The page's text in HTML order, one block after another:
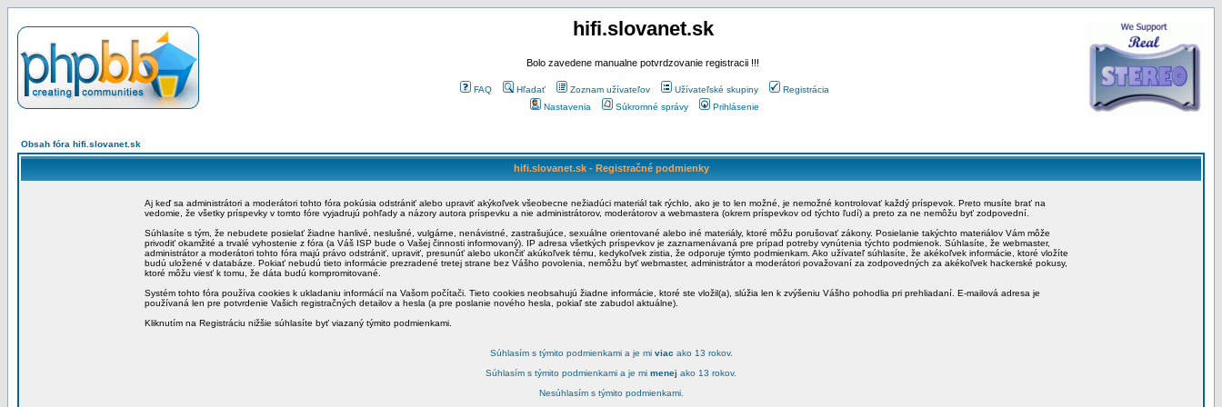
hifi.slovanet.sk
Bolo zavedene manualne potvrdzovanie registracii !!!
FAQ Hľadať Zoznam užívateľov Užívateľské skupiny
Registrácia
Nastavenia
Súkromné správy Prihlásenie
Obsah fóra hifi.slovanet.sk
hifi.slovanet.sk - Registračné podmienky
Aj keď sa administrátori a moderátori tohto fóra pokúsia odstrániť alebo upraviť akýkoľvek všeobecne nežiadúci materiál tak rýchlo, ako je to len možné, je nemožné kontrolovať každý príspevok. Preto musíte brať na
vedomie, že všetky príspevky v tomto fóre vyjadrujú pohľady a názory autora príspevku a nie administrátorov, moderátorov a webmastera (okrem príspevkov od týchto ľudí) a preto za ne nemôžu byť zodpovední.
Súhlasíte s tým, že nebudete posielať žiadne hanlivé, neslušné, vulgárne, nenávistné, zastrašujúce, sexuálne orientované alebo iné materiály, ktoré môžu porušovať zákony. Posielanie takýchto materiálov Vám môže
privodiť okamžité a trvalé vyhostenie z fóra (a Váš ISP bude o Vašej činnosti informovaný). IP adresa všetkých príspevkov je zaznamenávaná pre prípad potreby vynútenia týchto podmienok. Súhlasíte, že webmaster,
administrátor a moderátori tohto fóra majú právo odstrániť, upraviť, presunúť alebo ukončiť akúkoľvek tému, kedykoľvek zistia, že odporuje týmto podmienkam. Ako užívateľ súhlasíte, že akékoľvek informácie, ktoré vložíte
budú uložené v databáze. Pokiať nebudú tieto informácie prezradené tretej strane bez Vášho povolenia, nemôžu byť webmaster, administrátor a moderátori považovaní za zodpovedných za akékoľvek hackerské pokusy,
ktoré môžu viesť k tomu, že dáta budú kompromitované.
Systém tohto fóra používa cookies k ukladaniu informácií na Vašom počítači. Tieto cookies neobsahujú žiadne informácie, ktoré ste vložil(a), slúžia len k zvýšeniu Vášho pohodlia pri prehliadaní. E-mailová adresa je
používaná len pre potvrdenie Vašich registračných detailov a hesla (a pre poslanie nového hesla, pokiaľ ste zabudol aktuálne).
Kliknutím na Registráciu nižšie súhlasíte byť viazaný týmito podmienkami.
Súhlasím s týmito podmienkami a je mi viac ako 13 rokov.
Súhlasím s týmito podmienkami a je mi menej ako 13 rokov.
Nesúhlasím s týmito podmienkami.